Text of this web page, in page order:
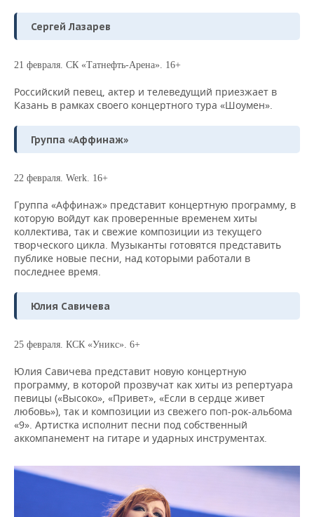
Сергей Лазарев
21 февраля. СК «Татнефть-Арена». 16+
Российский певец, актер и телеведущий приезжает в
Казань в рамках своего концертного тура «Шоумен».
Группа «Аффинаж»
22 февраля. Werk. 16+
Группа «Аффинаж» представит концертную программу, в
которую войдут как проверенные временем хиты
коллектива, так и свежие композиции из текущего
творческого цикла. Музыканты готовятся представить
публике новые песни, над которыми работали в
последнее время.
Юлия Савичева
25 февраля. КСК «Уникс». 6+
Юлия Савичева представит новую концертную
программу, в которой прозвучат как хиты из репертуара
певицы («Высоко», «Привет», «Если в сердце живет
любовь»), так и композиции из свежего поп-рок-альбома
«9». Артистка исполнит песни под собственный
аккомпанемент на гитаре и ударных инструментах.